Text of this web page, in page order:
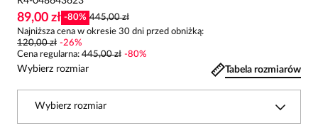
89,00 zł -80% 445,00 zł
Najniższa cena w okresie 30 dni przed obniżką:
120,00 zł -26%
Cena regularna: 445,00 zł -80%
Wybierz rozmiar Tabela rozmiarów
Wybierz rozmiar